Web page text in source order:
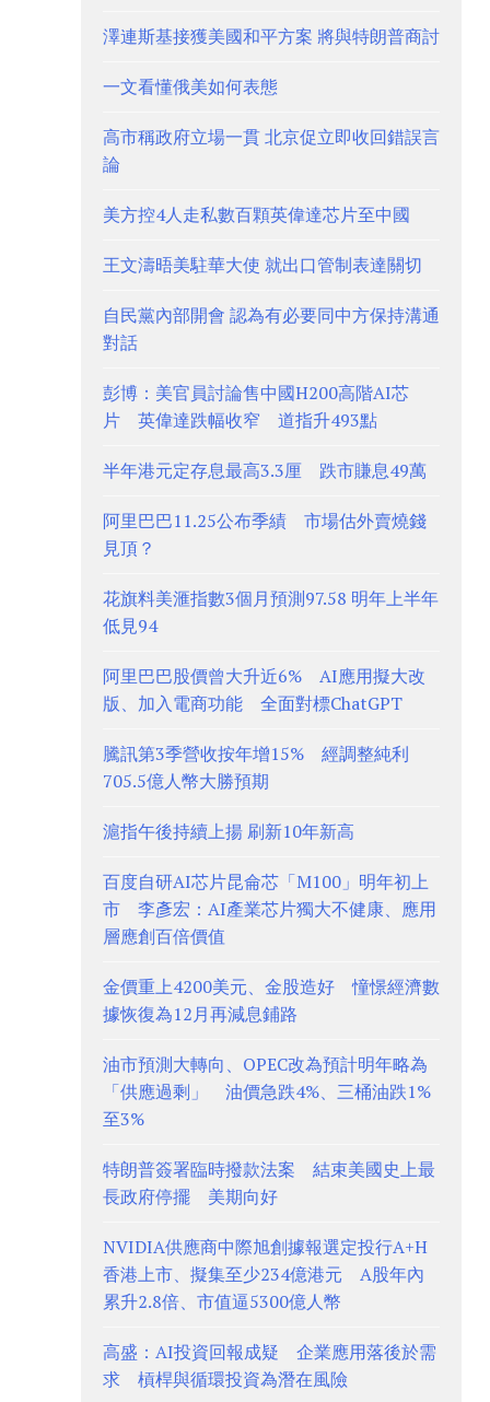
澤連斯基接獲美國和平方案 將與特朗普商討
一文看懂俄美如何表態
高市稱政府立場一貫 北京促立即收回錯誤言
論
美方控4人走私數百顆英偉達芯片至中國
王文濤晤美駐華大使 就出口管制表達關切
自民黨內部開會 認為有必要同中方保持溝通
對話
彭博：美官員討論售中國H200高階AI芯
片 英偉達跌幅收窄 道指升493點
半年港元定存息最高3.3厘 跌市賺息49萬
阿里巴巴11.25公布季績 市場估外賣燒錢
見頂？
花旗料美滙指數3個月預測97.58 明年上半年
低見94
阿里巴巴股價曾大升近6% AI應用擬大改
版、加入電商功能 全面對標ChatGPT
騰訊第3季營收按年增15% 經調整純利
705.5億人幣大勝預期
滬指午後持續上揚 刷新10年新高
百度自研AI芯片昆侖芯「M100」明年初上
市 李彥宏：AI產業芯片獨大不健康、應用
層應創百倍價值
金價重上4200美元、金股造好 憧憬經濟數
據恢復為12月再減息鋪路
油市預測大轉向、OPEC改為預計明年略為
「供應過剩」 油價急跌4%、三桶油跌1%
至3%
特朗普簽署臨時撥款法案 結束美國史上最
長政府停擺 美期向好
NVIDIA供應商中際旭創據報選定投行A+H
香港上市、擬集至少234億港元 A股年內
累升2.8倍、市值逼5300億人幣
高盛：AI投資回報成疑 企業應用落後於需
求 槓桿與循環投資為潛在風險